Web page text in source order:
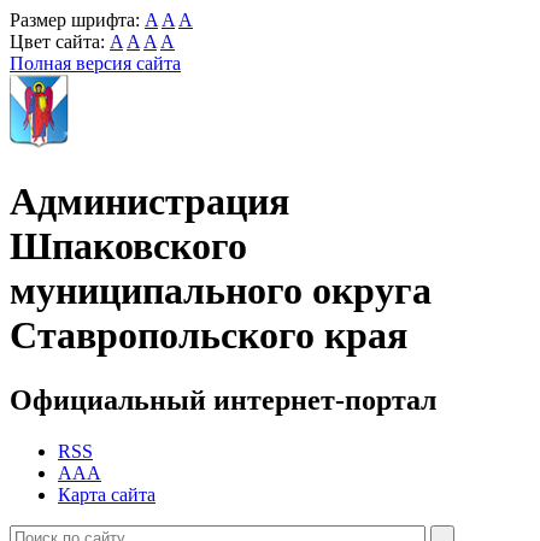
Размер шрифта: A A A
Цвет сайта: A A A A
Полная версия сайта
Администрация
Шпаковского
муниципального округа
Ставропольского края
Официальный интернет-портал
RSS
AAA
Карта сайта